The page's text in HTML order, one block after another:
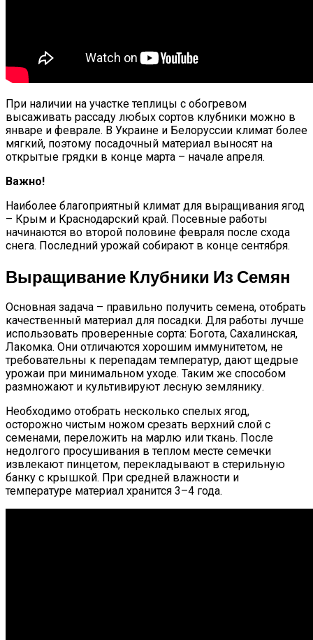
При наличии на участке теплицы с обогревом
высаживать рассаду любых сортов клубники можно в
январе и феврале. В Украине и Белоруссии климат более
мягкий, поэтому посадочный материал выносят на
открытые грядки в конце марта – начале апреля.
Важно!
Наиболее благоприятный климат для выращивания ягод
– Крым и Краснодарский край. Посевные работы
начинаются во второй половине февраля после схода
снега. Последний урожай собирают в конце сентября.
Выращивание Клубники Из Семян
Основная задача – правильно получить семена, отобрать
качественный материал для посадки. Для работы лучше
использовать проверенные сорта: Богота, Сахалинская,
Лакомка. Они отличаются хорошим иммунитетом, не
требовательны к перепадам температур, дают щедрые
урожаи при минимальном уходе. Таким же способом
размножают и культивируют лесную землянику.
Необходимо отобрать несколько спелых ягод,
осторожно чистым ножом срезать верхний слой с
семенами, переложить на марлю или ткань. После
недолгого просушивания в теплом месте семечки
извлекают пинцетом, перекладывают в стерильную
банку с крышкой. При средней влажности и
температуре материал хранится 3–4 года.